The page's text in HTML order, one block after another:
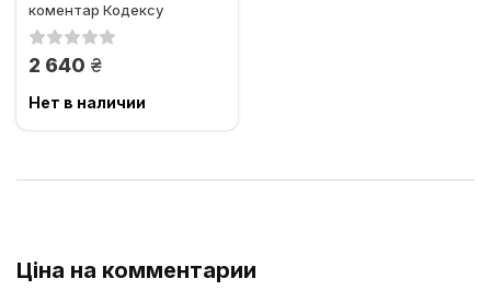
коментар Кодексу
адміністративного
2 640 грн.
Нет в наличии
Ціна на комментарии